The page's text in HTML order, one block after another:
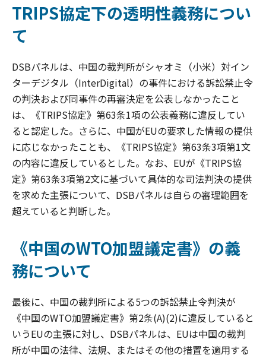
TRIPS協定下の透明性義務につい
て
DSBパネルは、中国の裁判所がシャオミ（小米）対イン
ターデジタル（InterDigital）の事件における訴訟禁止令
の判決および同事件の再審決定を公表しなかったこと
は、《TRIPS協定》第63条1項の公表義務に違反してい
ると認定した。さらに、中国がEUの要求した情報の提供
に応じなかったことも、《TRIPS協定》第63条3項第1文
の内容に違反しているとした。なお、EUが《TRIPS協
定》第63条3項第2文に基づいて具体的な司法判決の提供
を求めた主張について、DSBパネルは自らの審理範囲を
超えていると判断した。
《中国のWTO加盟議定書》の義
務について
最後に、中国の裁判所による5つの訴訟禁止令判決が
《中国のWTO加盟議定書》第2条(A)(2)に違反していると
いうEUの主張に対し、DSBパネルは、EUは中国の裁判
所が中国の法律、法規、またはその他の措置を適用する